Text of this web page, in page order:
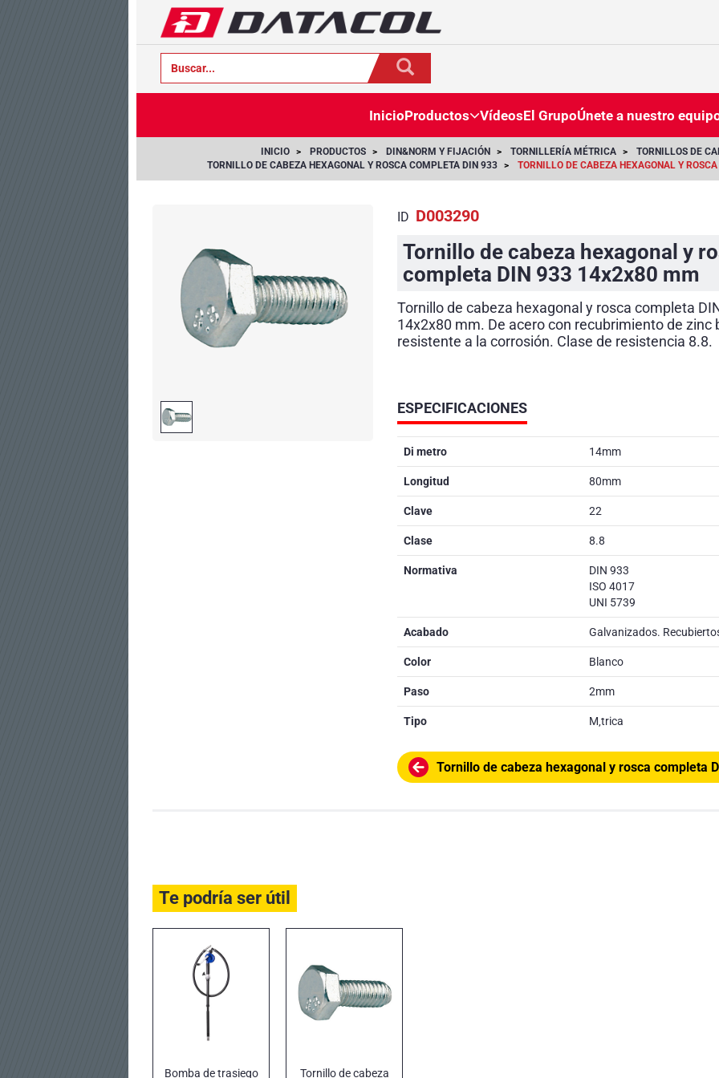
text.skipToContent
text.skipToNavigation
InicioProductos VídeosEl GrupoÚnete a nuestro
INICIO PRODUCTOS DIN&NORM Y FIJACIÓN TORNILLERÍA MÉTRICA
TORNILLOS DE
TORNILLO DE CABEZA HEXAGONAL Y ROSCA COMPLETA DIN 933
TORNILLO DE CABEZA HEXAGONAL Y
ID D003290
Tornillo de cabeza hexagonal y
completa DIN 933 14x2x80 mm
Tornillo de cabeza hexagonal y rosca completa
14x2x80 mm. De acero con recubrimiento de zinc
resistente a la corrosión. Clase de resistencia 8.8.
ESPECIFICACIONES
Di metro 14mm
Longitud 80mm
Clave 22
Clase 8.8
Normativa
DIN 933
ISO 4017
UNI 5739
Acabado Galvanizados.
Color Blanco
Paso 2mm
Tipo M‚trica
Tornillo de cabeza hexagonal y rosca completa
Te podría ser útil
Bomba de trasiego Tornillo de cabeza